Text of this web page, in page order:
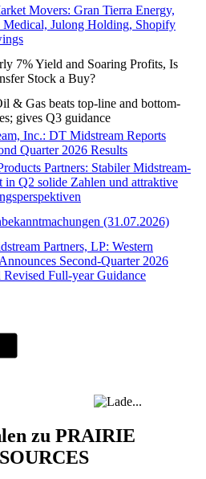
Movers: Gran Tierra Energy,
Julong Holding, Shopify
7% Yield and Soaring Profits, Is
Stock a Buy?
& Gas beats top-line and bottom-
gives Q3 guidance
Inc.: DT Midstream Reports
Quarter 2026 Results
Partners: Stabiler Midstream-
in Q2 solide Zahlen und attraktive
(31.07.2026)
Partners, LP: Western
Second-Quarter 2026
Revised Full-year Guidance
zu PRAIRIE